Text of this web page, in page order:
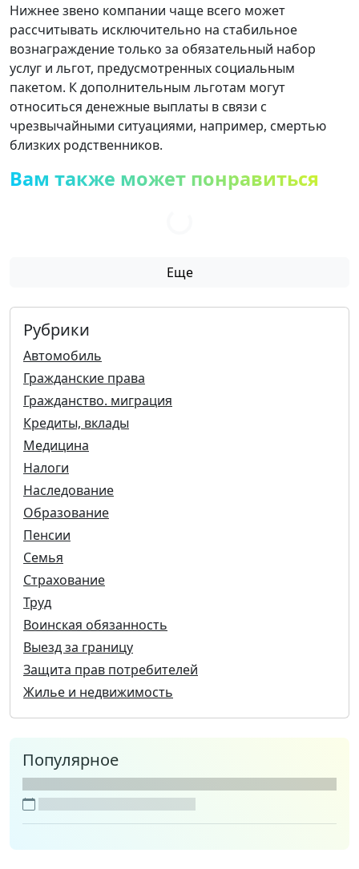
Нижнее звено компании чаще всего может
рассчитывать исключительно на стабильное
вознаграждение только за обязательный набор
услуг и льгот, предусмотренных социальным
пакетом. К дополнительным льготам могут
относиться денежные выплаты в связи с
чрезвычайными ситуациями, например, смертью
близких родственников.
Вам также может понравиться
Еще
Рубрики
Автомобиль
Гражданские права
Гражданство. миграция
Кредиты, вклады
Медицина
Налоги
Наследование
Образование
Пенсии
Семья
Страхование
Труд
Воинская обязанность
Выезд за границу
Защита прав потребителей
Жилье и недвижимость
Популярное